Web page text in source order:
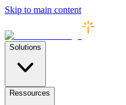
Skip to main content
Solutions
Ressources